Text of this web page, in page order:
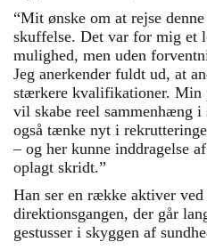
“Mit ønske om at rejse
skuffelse. Det var for mig et
mulighed, men uden
Jeg anerkender fuldt ud, at
stærkere kvalifikationer. Min
vil skabe reel sammenhæng i
også tænke nyt i
– og her kunne inddragelse
oplagt skridt.”
Han ser en række aktiver
direktionsgangen, der går
gestusser i skyggen af